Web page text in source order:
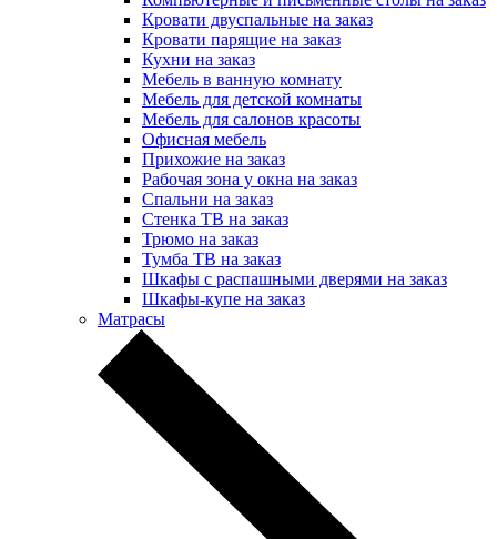
Кровати двуспальные на заказ
Кровати парящие на заказ
Кухни на заказ
Мебель в ванную комнату
Мебель для детской комнаты
Мебель для салонов красоты
Офисная мебель
Прихожие на заказ
Рабочая зона у окна на заказ
Спальни на заказ
Стенка ТВ на заказ
Трюмо на заказ
Тумба ТВ на заказ
Шкафы с распашными дверями на заказ
Шкафы-купе на заказ
Матрасы